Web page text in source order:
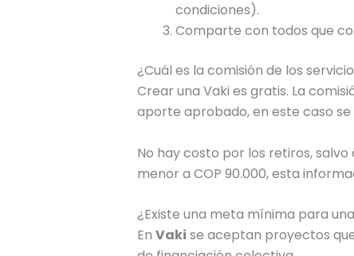
condiciones).
Comparte con todos que
¿Cuál es la comisión de los
Crear una Vaki es gratis. La
aporte aprobado, en este caso se
No hay costo por los retiros,
menor a COP 90.000, esta
¿Existe una meta mínima para
En Vaki se aceptan proyectos